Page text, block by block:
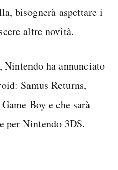
bisognerà aspettare i
altre novità.
ha annunciato
Samus Returns,
Boy e che sarà
per Nintendo 3DS.